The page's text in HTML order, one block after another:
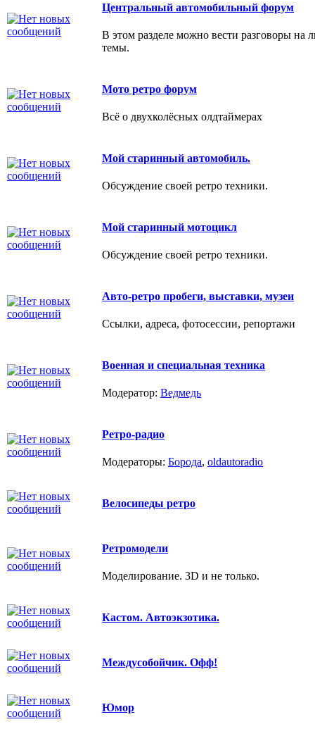
Центральный автомобильный форум
В этом разделе можно вести разговоры на
темы.
Мото ретро форум
Всё о двухколёсных олдтаймерах
Мой старинный автомобиль.
Обсуждение своей ретро техники.
Мой старинный мотоцикл
Обсуждение своей ретро техники.
Авто-ретро пробеги, выставки, музеи
Ссылки, адреса, фотосессии, репортажи
Военная и специальная техника
Модератор: Ведмедь
Ретро-радио
Модераторы: Борода, oldautoradio
Велосипеды ретро
Ретромодели
Моделирование. 3D и не только.
Кастом. Автоэкзотика.
Междусобойчик. Офф!
Юмор